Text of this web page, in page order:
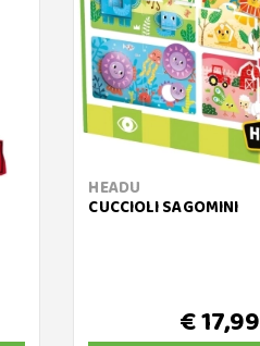
HEADU
CUCCIOLI SAGOMINI
€ 17,99